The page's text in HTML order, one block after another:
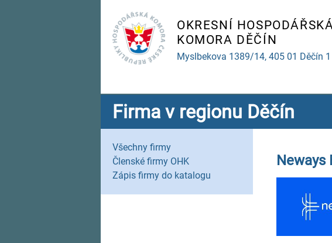
OKRESNÍ
KOMORA DĚČÍN
Myslbekova 1389/14, 405 01 Děčín 1
Firma v regionu Děčín
Všechny firmy
Členské firmy OHK
Zápis firmy do katalogu
Neways